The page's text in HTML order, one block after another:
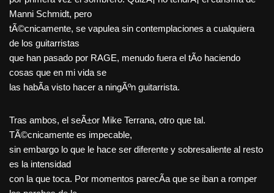
Manni Schmidt, pero
tÃ©cnicamente, se vapulea sin contemplaciones a cualquiera
de los guitarristas
que han pasado por RAGE, menudo fuera el tÃ­o haciendo
cosas que en mi vida se
las habÃ­a visto hacer a ningÃºn guitarrista.
Tras ambos, el seÃ±or Mike Terrana, otro que tal.
TÃ©cnicamente es impecable,
sin embargo lo que le hace ser diferente y sobresaliente al resto
es la intensidad
con la que toca. Por momentos parecÃ­a que se iban a romper